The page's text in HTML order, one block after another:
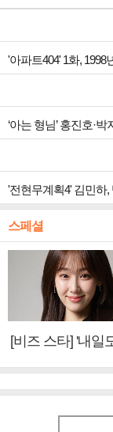
‘아는 형님’ 홍진호·
스페셜
[비즈 스타] '내일